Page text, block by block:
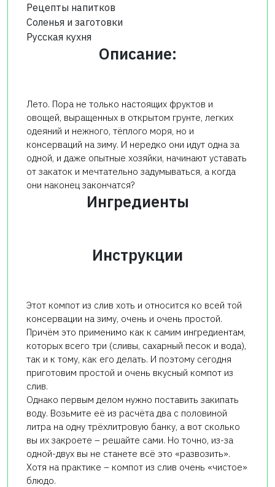
Рецепты напитков
Соленья и заготовки
Русская кухня
Описание:
Лето. Пора не только настоящих фруктов и
овощей, выращенных в открытом грунте, легких
одеяний и нежного, тёплого моря, но и
консерваций на зиму. И нередко они идут одна за
одной, и даже опытные хозяйки, начинают уставать
от закаток и мечтательно задумываться, а когда
они наконец закончатся?
Ингредиенты
Инструкции
Этот компот из слив хоть и относится ко всей той
консервации на зиму, очень и очень простой.
Причём это применимо как к самим ингредиентам,
которых всего три (сливы, сахарный песок и вода),
так и к тому, как его делать. И поэтому сегодня
приготовим простой и очень вкусный компот из
слив.
Однако первым делом нужно поставить закипать
воду. Возьмите её из расчёта два с половиной
литра на одну трёхлитровую банку, а вот сколько
вы их закроете – решайте сами. Но точно, из-за
одной-двух вы не станете всё это «развозить».
Хотя на практике – компот из слив очень «чистое»
блюдо.